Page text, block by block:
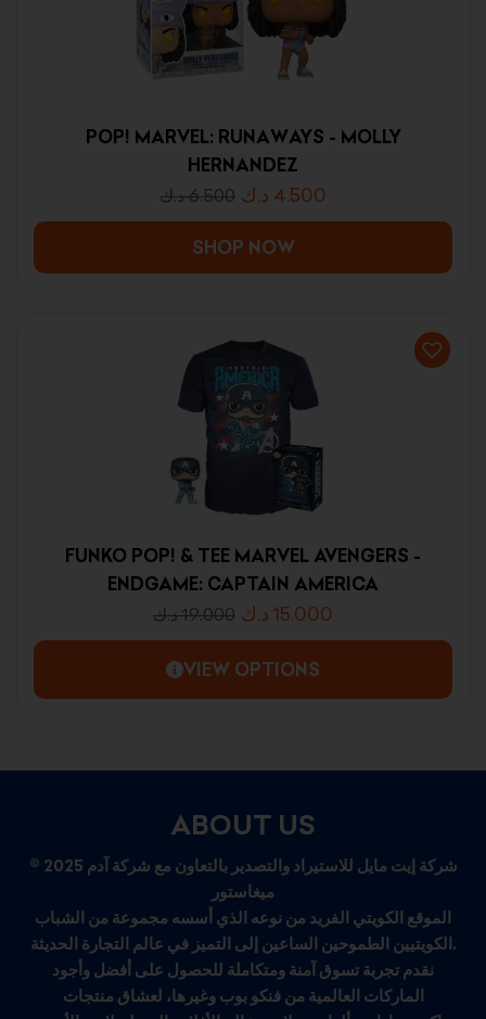
POP! MARVEL: RUNAWAYS - MOLLY
HERNANDEZ
6.500 د.ك 4.500 د.ك
SHOP NOW
FUNKO POP! & TEE MARVEL AVENGERS -
ENDGAME: CAPTAIN AMERICA
19.000 د.ك 15.000 د.ك
VIEW OPTIONS
ABOUT US
© 2025 شركة إيت مايل للاستيراد والتصدير بالتعاون مع شركة آدم
ميغاستور
الموقع الكويتي الفريد من نوعه الذي أسسه مجموعة من الشباب
الكويتيين الطموحين الساعين إلى التميز في عالم التجارة الحديثة.
نقدم تجربة تسوق آمنة ومتكاملة للحصول على أفضل وأجود
الماركات العالمية من فنكو بوب وغيرها، لعشاق منتجات